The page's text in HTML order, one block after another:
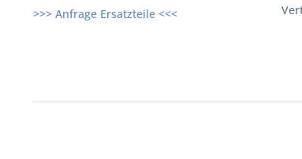
>>> Anfrage Ersatzteile <<<